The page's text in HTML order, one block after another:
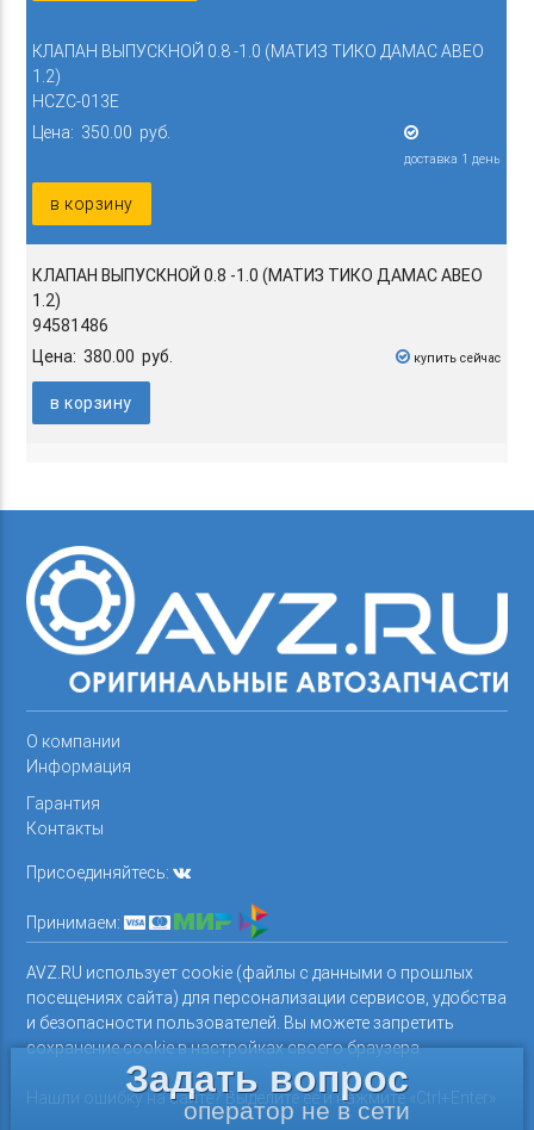
КЛАПАН ВЫПУСКНОЙ 0.8 -1.0 (МАТИЗ ТИКО ДАМАС АВЕО
1.2)
HCZC-013E
Цена: 350.00 руб.
доставка 1 день
в корзину
КЛАПАН ВЫПУСКНОЙ 0.8 -1.0 (МАТИЗ ТИКО ДАМАС АВЕО
1.2)
94581486
Цена: 380.00 руб.
купить сейчас
в корзину
О компании
Информация
Гарантия
Контакты
Присоединяйтесь:
Принимаем:
AVZ.RU использует cookie (файлы с данными о прошлых
посещениях сайта) для персонализации сервисов, удобства
и безопасности пользователей. Вы можете запретить
сохранение cookie в настройках своего браузера.
Нашли ошибку на сайте? Выделите ее и нажмите «Ctrl+Enter»
Задать вопрос
оператор не в сети